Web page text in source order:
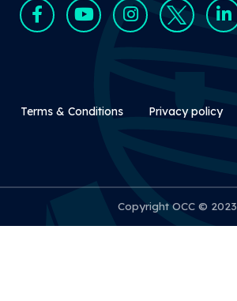
Rodapé Secundário
Terms & Conditions Privacy policy
Copyright OCC © 2023